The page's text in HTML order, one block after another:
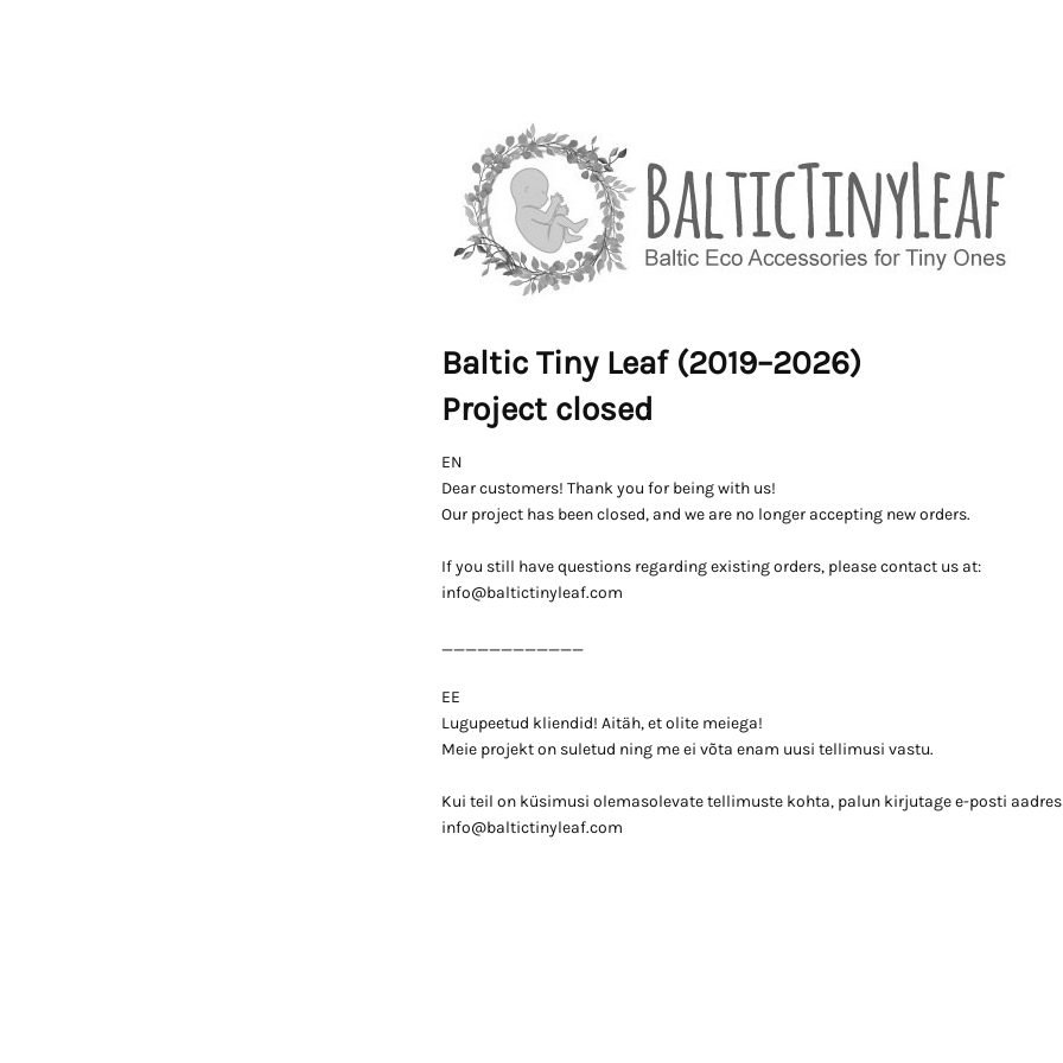
Baltic Tiny Leaf (2019–2026)
Project closed
EN
Dear customers! Thank you for being with us!
Our project has been closed, and we are no longer accepting new orders.
If you still have questions regarding existing orders, please contact us at:
info@baltictinyleaf.com
____________
EE
Lugupeetud kliendid! Aitäh, et olite meiega!
Meie projekt on suletud ning me ei võta enam uusi tellimusi vastu.
Kui teil on küsimusi olemasolevate tellimuste kohta, palun kirjutage e-posti
info@baltictinyleaf.com